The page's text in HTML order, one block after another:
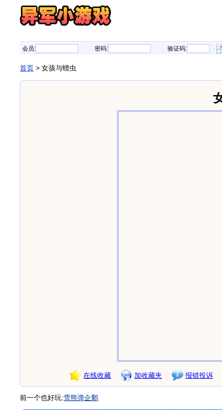
会员: 密码: 验证码:
首页 > 女孩与螵虫
在线收藏 加收藏夹 报错投诉
前一个也好玩:雪熊弹企鹅